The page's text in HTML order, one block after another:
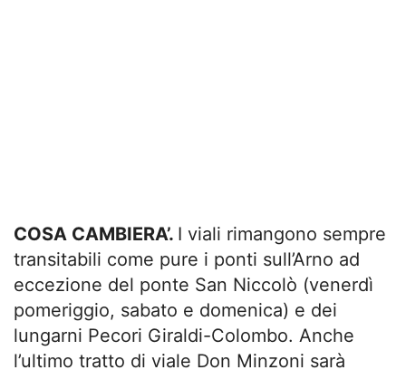
COSA CAMBIERA’. I viali rimangono sempre
transitabili come pure i ponti sull’Arno ad
eccezione del ponte San Niccolò (venerdì
pomeriggio, sabato e domenica) e dei
lungarni Pecori Giraldi-Colombo. Anche
l’ultimo tratto di viale Don Minzoni sarà